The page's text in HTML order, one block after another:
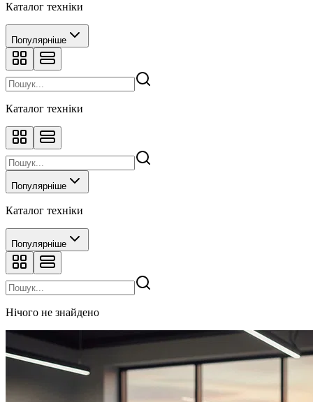
Каталог техніки
Популярніше
Каталог техніки
Популярніше
Каталог техніки
Популярніше
Нічого не знайдено